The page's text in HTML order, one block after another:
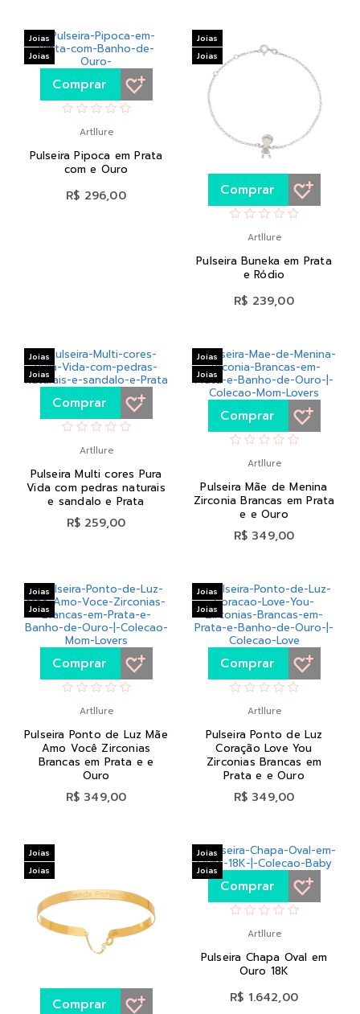
Comprar
Artllure
Pulseira Pipoca em Prata
com e Ouro
R$ 296,00
Joias
Joias
Comprar
Artllure
Pulseira Buneka em Prata
e Ródio
R$ 239,00
Joias
Joias
Comprar
Artllure
Pulseira Multi cores Pura
Vida com pedras naturais
e sandalo e Prata
R$ 259,00
Joias
Joias
Comprar
Artllure
Pulseira Mãe de Menina
Zirconia Brancas em Prata
e e Ouro
R$ 349,00
Joias
Joias
Comprar
Artllure
Pulseira Ponto de Luz Mãe
Amo Você Zirconias
Brancas em Prata e e
Ouro
R$ 349,00
Joias
Joias
Comprar
Artllure
Pulseira Ponto de Luz
Coração Love You
Zirconias Brancas em
Prata e e Ouro
R$ 349,00
Joias
Joias
Comprar
Joias
Joias
Comprar
Artllure
Pulseira Chapa Oval em
Ouro 18K
R$ 1.642,00
Joias
Joias